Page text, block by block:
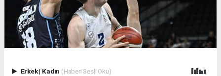
Erkek| Kadın (Haberi Sesli Oku)